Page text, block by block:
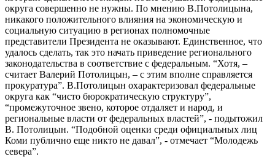
округа совершенно не нужны. По мнению В.Потолицына,
никакого положительного влияния на экономическую и
социальную ситуацию в регионах полномочные
представители Президента не оказывают. Единственное, что
удалось сделать, так это начать приведение регионального
законодательства в соответствие с федеральным. “Хотя, –
считает Валерий Потолицын, – с этим вполне справляется
прокуратура”. В.Потолицын охарактеризовал федеральные
округа как “чисто бюрократическую структуру”,
“промежуточное звено, которое отдаляет и народ, и
региональные власти от федеральных властей”, - подытожил
В. Потолицын. “Подобной оценки среди официальных лиц
Коми публично еще никто не давал”, - отмечает “Молодежь
севера”.